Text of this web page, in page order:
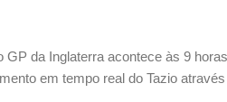
da Inglaterra acontece às 9
em tempo real do Tazio